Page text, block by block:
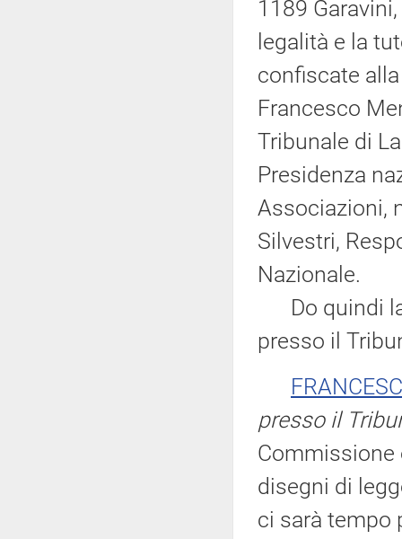
1189
legalità e la
confiscate
Francesco
Tribunale di
Presidenza
Associazioni,
Silvestri,
Nazionale.
Do quindi la
presso il
presso il
Commissione
disegni di
ci sarà tempo